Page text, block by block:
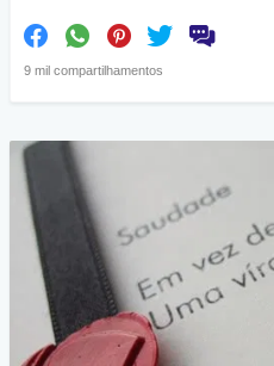
9 mil compartilhamentos